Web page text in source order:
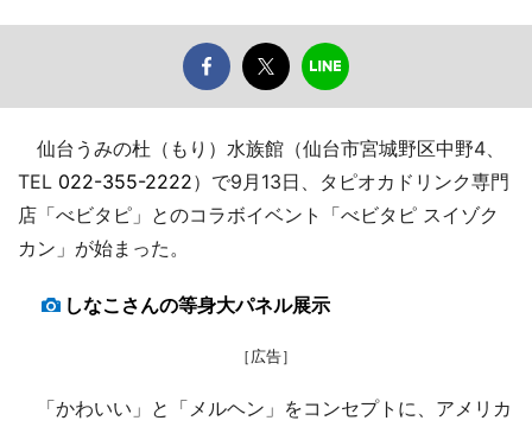
仙台うみの杜（もり）水族館（仙台市宮城野区中野4、
TEL 022-355-2222）で9月13日、タピオカドリンク専門
店「べビタピ」とのコラボイベント「べビタピ スイゾク
カン」が始まった。
しなこさんの等身大パネル展示
［広告］
「かわいい」と「メルヘン」をコンセプトに、アメリカ